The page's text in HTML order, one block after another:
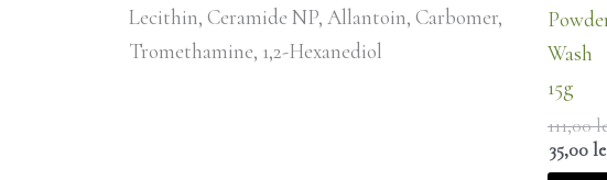
Lecithin, Ceramide NP, Allantoin, Carbomer,
Tromethamine, 1,2-Hexanediol
Wash
15g
111,00
35,00